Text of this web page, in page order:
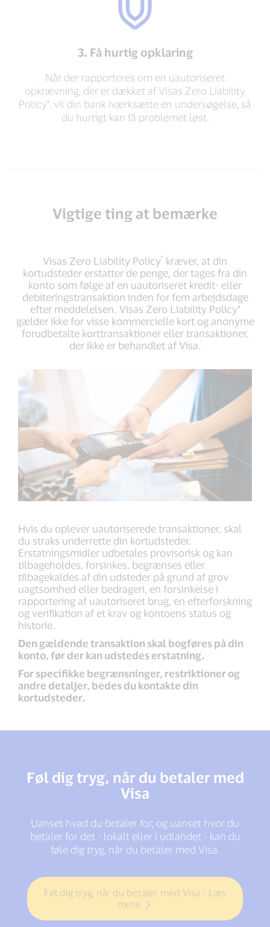
3. Få hurtig opklaring
Når der rapporteres om en uautoriseret
opkrævning, der er dækket af Visas Zero Liability
Policy*, vil din bank iværksætte en undersøgelse, så
du hurtigt kan få problemet løst.
Vigtige ting at bemærke
Visas Zero Liability Policy* kræver, at din
kortudsteder erstatter de penge, der tages fra din
konto som følge af en uautoriseret kredit- eller
debiteringstransaktion inden for fem arbejdsdage
efter meddelelsen. Visas Zero Liability Policy*
gælder ikke for visse kommercielle kort og anonyme
forudbetalte korttransaktioner eller transaktioner,
der ikke er behandlet af Visa.
Hvis du oplever uautoriserede transaktioner, skal
du straks underrette din kortudsteder.
Erstatningsmidler udbetales provisorisk og kan
tilbageholdes, forsinkes, begrænses eller
tilbagekaldes af din udsteder på grund af grov
uagtsomhed eller bedrageri, en forsinkelse i
rapportering af uautoriseret brug, en efterforskning
og verifikation af et krav og kontoens status og
historie.
Den gældende transaktion skal bogføres på din
konto, før der kan udstedes erstatning.
For specifikke begrænsninger, restriktioner og
andre detaljer, bedes du kontakte din
kortudsteder.
Føl dig tryg, når du betaler med
Visa
Uanset hvad du betaler for, og uanset hvor du
betaler for det - lokalt eller i udlandet - kan du
føle dig tryg, når du betaler med Visa.
Føl dig tryg, når du betaler med Visa - Læs
mere